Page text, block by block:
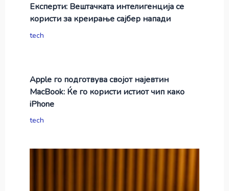
Експерти: Вештачката интелигенција се
користи за креирање сајбер напади
tech
Apple го подготвува својот најевтин
MacBook: Ќе го користи истиот чип како
iPhone
tech